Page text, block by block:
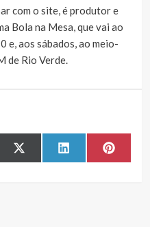
com o site, é produtor e
Bola na Mesa, que vai ao
e, aos sábados, ao meio-
de Rio Verde.
Share
on
X
(Twitter)
Share
on
LinkedIn Share
on